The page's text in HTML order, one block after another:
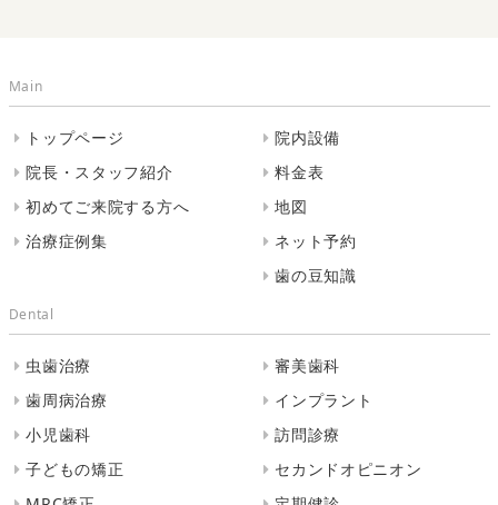
Main
トップページ
院長・スタッフ紹介
初めてご来院する方へ
治療症例集
院内設備
料金表
地図
ネット予約
歯の豆知識
Dental
虫歯治療
歯周病治療
小児歯科
子どもの矯正
審美歯科
インプラント
訪問診療
セカンドオピニオン